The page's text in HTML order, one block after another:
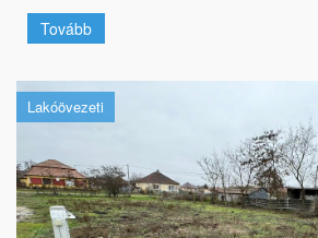
Tovább
Lakóövezeti